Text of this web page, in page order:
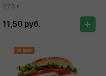
273 г
11,50 руб.